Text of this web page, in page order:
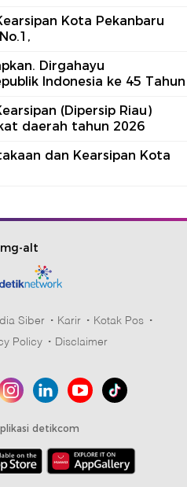
Kota Pekanbaru
Dirgahayu
Indonesia ke 45 Tahun
(Dipersip Riau)
daerah tahun 2026
dan Kearsipan Kota
Siber Karir
Kotak Pos
Policy Disclaimer
detikcom